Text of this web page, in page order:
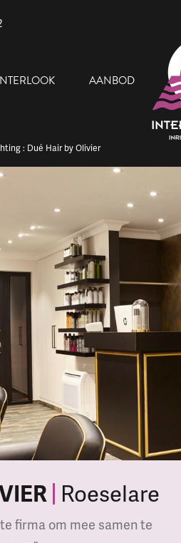
AANBOD
: Dué Hair by Olivier
Roeselare
firma om mee samen te